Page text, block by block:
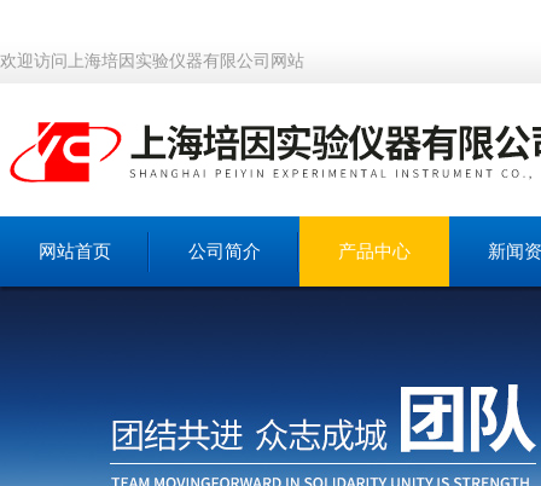
欢迎访问上海培因实验仪器有限公司网站
网站首页 公司简介 产品中心 新闻